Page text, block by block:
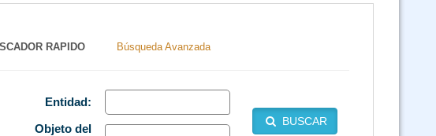
RAPIDO Búsqueda Avanzada
Entidad:
BUSCAR
Objeto del